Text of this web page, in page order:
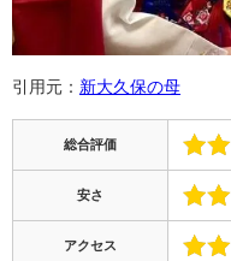
引用元： 新大久保の母
総合評価
安さ
アクセス